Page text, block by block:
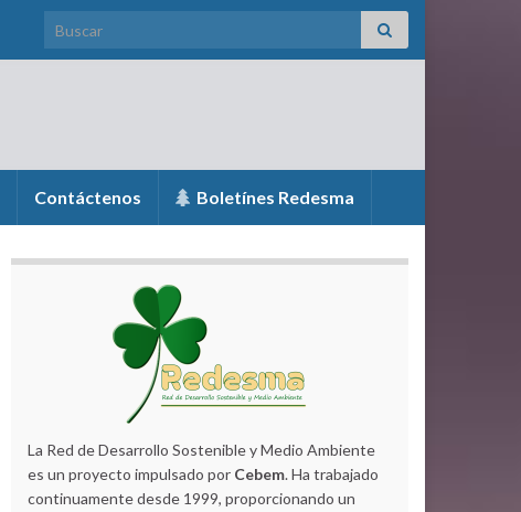
Search for:
Contáctenos Boletínes Redesma
La Red de Desarrollo Sostenible y Medio Ambiente
es un proyecto impulsado por Cebem. Ha trabajado
continuamente desde 1999, proporcionando un